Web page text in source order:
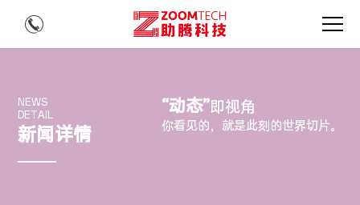
NEWS
DETAIL
新闻详情
“动态”即视角
你看见的，就是此刻的世界切片。